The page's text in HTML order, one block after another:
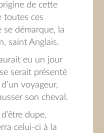
de cette
toutes ces
se démarque, la
saint Anglais.
eu un jour
serait présenté
voyageur,
son cheval.
dupe,
celui-ci à la